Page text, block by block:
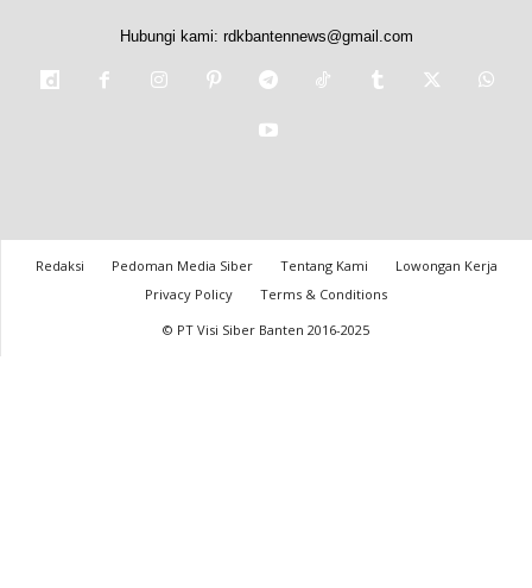
Hubungi kami: rdkbantennews@gmail.com
Redaksi Pedoman Media Siber Tentang Kami
Lowongan Kerja
Privacy Policy
Terms & Conditions
© PT Visi Siber Banten 2016-2025